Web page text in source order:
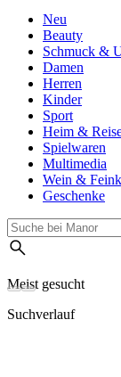
Neu
Beauty
Schmuck &
Damen
Herren
Kinder
Sport
Heim &
Spielwaren
Multimedia
Wein &
Geschenke
Meist gesucht
Suchverlauf